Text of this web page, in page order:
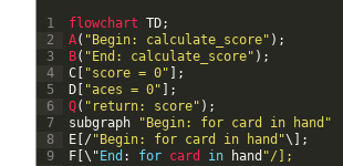
1
2
3
4
5
6
7
8
9
flowchart TD;
A( "Begin: calculate_score" ) ;
B( "End: calculate_score" ) ;
C
"score = 0"
;
D
"aces = 0"
;
Q( "return: score" ) ;
subgraph
"Begin: for card in hand"
E /"Begin: for card in hand"\
;
F \ " End : for card in hand "/];